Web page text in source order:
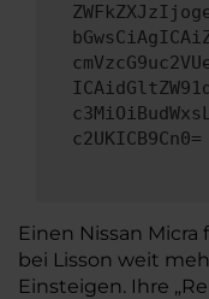
c2UKICB9Cn0=
Einen Nissan
bei Lisson weit
Einsteigen. Ihre